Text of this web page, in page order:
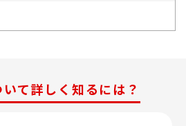
て詳しく知るには？